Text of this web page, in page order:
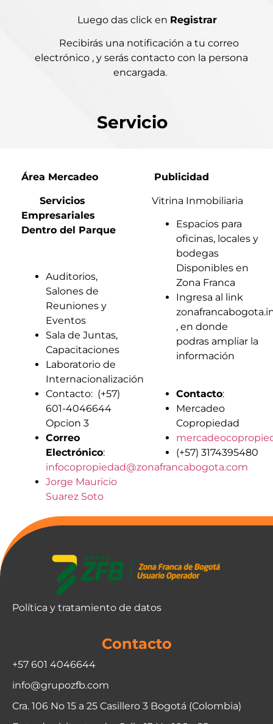
Luego das click en Registrar
Recibirás una notificación a tu correo
electrónico , y serás contacto con la persona
encargada.
Servicio
Área Mercadeo
Servicios
Empresariales
Dentro del Parque
Auditorios,
Salones de
Reuniones y
Eventos
Sala de Juntas,
Capacitaciones
Laboratorio de
Internacionalización
Contacto: (+57)
601-4046644
Opcion 3
Correo
Electrónico:
infocopropiedad@zonafrancabogota.com
Jorge Mauricio
Suarez Soto
Publicidad
Vitrina Inmobiliaria
Espacios para
oficinas, locales y
bodegas
Disponibles en
Zona Franca
Ingresa al link
, en donde
podras ampliar la
información
Contacto:
Mercadeo
Copropiedad
(+57) 3174395480
Política y tratamiento de datos
Contacto
+57 601 4046644
info@grupozfb.com
Cra. 106 No 15 a 25 Casillero 3 Bogotá (Colombia)